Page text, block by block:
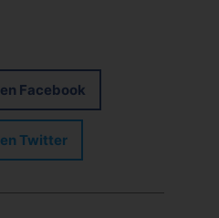
Facebook
Twitter